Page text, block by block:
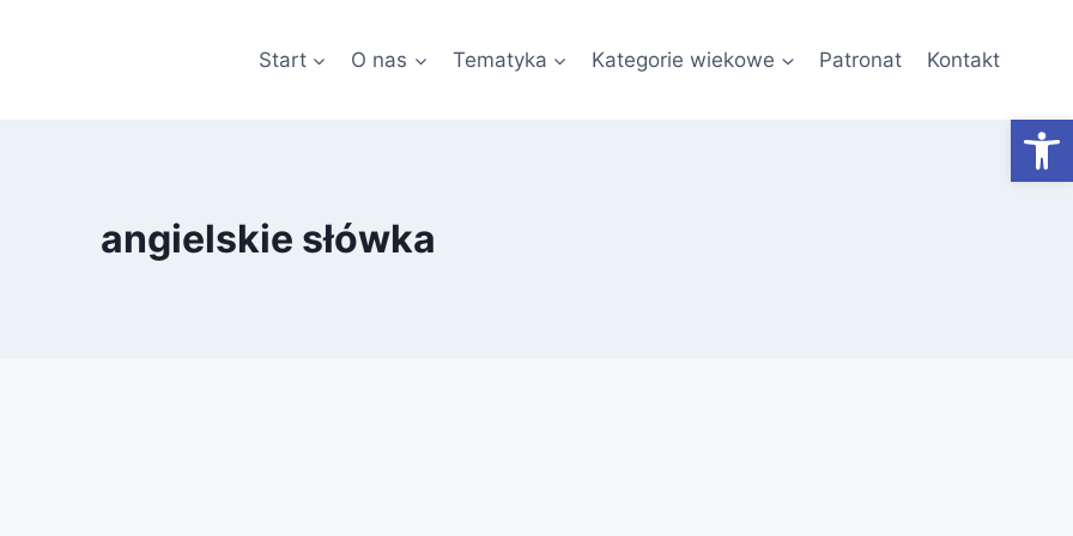
Start O nas Tematyka Kategorie wiekowe Patronat Kontakt
angielskie słówka